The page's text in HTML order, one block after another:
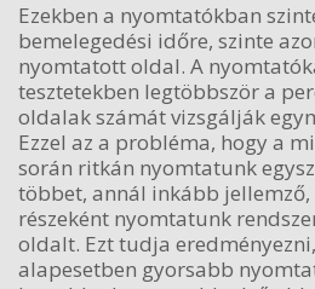
Ezekben a nyomtatókban
bemelegedési időre, szinte
nyomtatott oldal. A
tesztetekben legtöbbször a
oldalak számát vizsgálják
Ezzel az a probléma, hogy a
során ritkán nyomtatunk
többet, annál inkább
részeként nyomtatunk
oldalt. Ezt tudja
alapesetben gyorsabb